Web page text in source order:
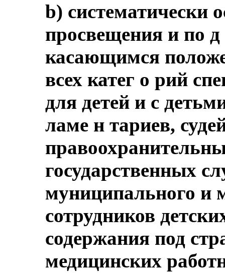
b) систематически
просвещения и по
касающимся
всех катег о рий
для детей и с
ламе н тариев,
государственных
муниципального и
сотрудников
содержания под
медицинских